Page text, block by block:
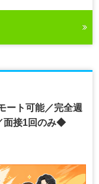
ート可能／完全週
面接1回のみ◆